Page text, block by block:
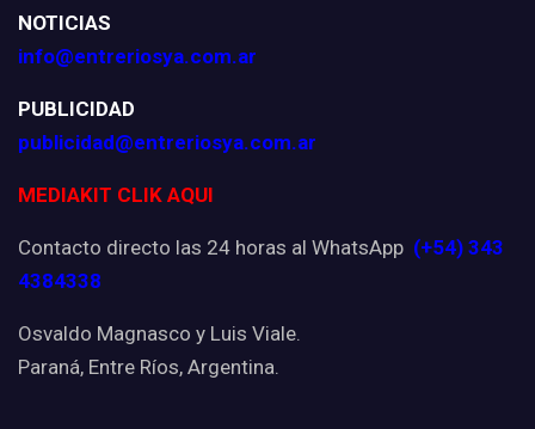
NOTICIAS
info@entreriosya.com.ar
PUBLICIDAD
publicidad@entreriosya.com.ar
MEDIAKIT CLIK AQUI
Contacto directo las 24 horas al WhatsApp (+54) 343
4384338
Osvaldo Magnasco y Luis Viale.
Paraná, Entre Ríos, Argentina.